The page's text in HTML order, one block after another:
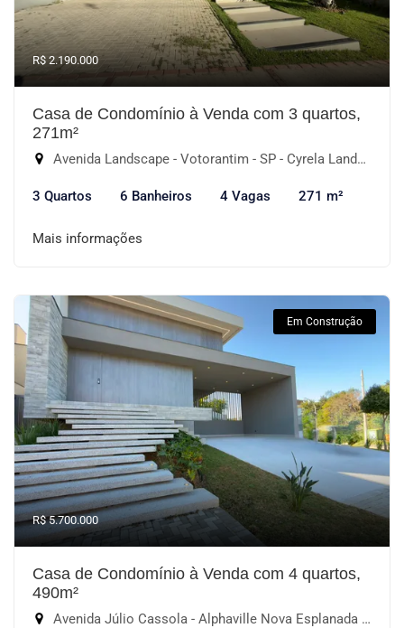
R$ 2.190.000
Casa de Condomínio à Venda com 3 quartos,
271m²
Avenida Landscape - Votorantim - SP - Cyrela Landscape Esplanada, Votorantim-SP
3 Quartos 6 Banheiros 4 Vagas 271 m²
Mais informações
Em Construção
R$ 5.700.000
Casa de Condomínio à Venda com 4 quartos,
490m²
Avenida Júlio Cassola - Alphaville Nova Esplanada II, Votorantim-SP